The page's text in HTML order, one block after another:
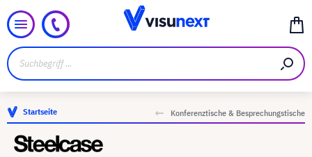
Startseite Konferenztische & Besprechungstische